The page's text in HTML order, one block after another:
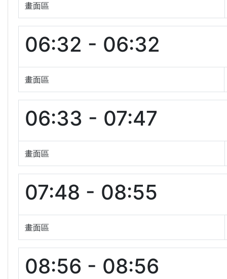
畫面區
06:32 - 06:32
畫面區
06:33 - 07:47
畫面區
07:48 - 08:55
畫面區
08:56 - 08:56